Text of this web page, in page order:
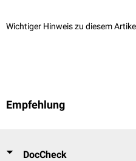
durch Aktivierung des Signalwegs
Amplifikation). Beim
häufigste Resistenzmechanismus
Wichtiger Hinweis zu diesem
Empfehlung
DocCheck